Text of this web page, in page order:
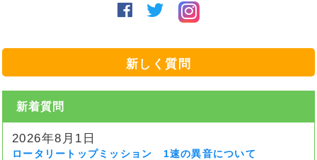
新しく質問
新着質問
2026年8月1日
ロータリートップミッション 1速の異音について